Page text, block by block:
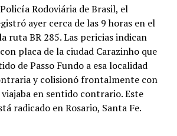
Rodoviária de Brasil, el
ayer cerca de las 9 horas en el
ruta BR 285. Las pericias indican
placa de la ciudad Carazinho que
de Passo Fundo a esa localidad
y colisionó frontalmente con
en sentido contrario. Este
radicado en Rosario, Santa Fe.